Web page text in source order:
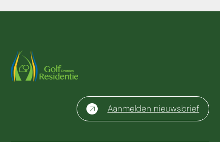
Aanmelden nieuwsbrief